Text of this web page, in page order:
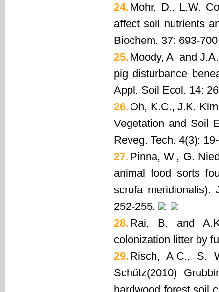
24. Mohr, D., L.W.
affect soil nutrients
Biochem. 37: 693-
25. Moody, A. and
pig disturbance
Appl. Soil Ecol. 14:
26. Oh, K.C., J.K.
Vegetation and Soil
Reveg. Tech. 4(3):
27. Pinna, W., G.
animal food sorts
scrofa meridionalis).
252-255.
28. Rai, B. and
colonization litter by
29. Risch, A.C., S.
Schütz(2010)
hardwood forest soil